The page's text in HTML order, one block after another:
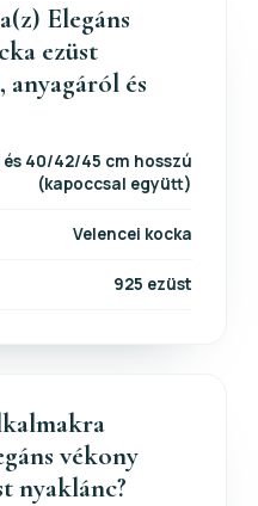
Elegáns
ezüst
és
és 40/42/45 cm hosszú
(kapoccsal együtt)
Velencei kocka
925 ezüst
vékony
nyaklánc?